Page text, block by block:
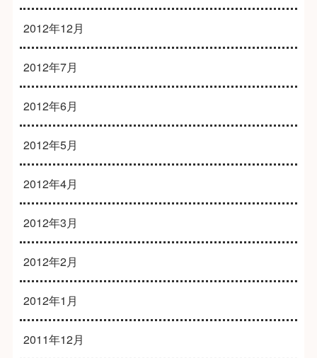
2012年12月
2012年7月
2012年6月
2012年5月
2012年4月
2012年3月
2012年2月
2012年1月
2011年12月